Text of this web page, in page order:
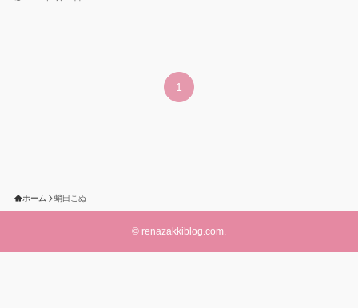
1
ホーム 蛸田こぬ
© renazakkiblog.com.